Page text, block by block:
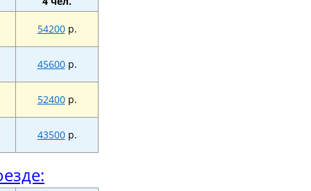
54200р.
45600р.
52400р.
43500р.